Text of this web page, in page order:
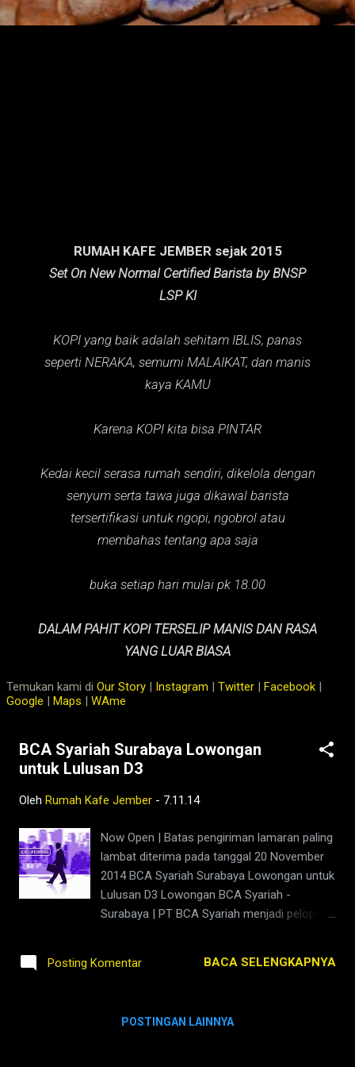
n
g
RUMAH KAFE JEMBER sejak 2015
Set On New Normal Certified Barista by BNSP
LSP KI
KOPI yang baik adalah sehitam IBLIS, panas
seperti NERAKA, semurni MALAIKAT, dan manis
kaya KAMU
Karena KOPI kita bisa PINTAR
Kedai kecil serasa rumah sendiri, dikelola dengan
senyum serta tawa juga dikawal barista
tersertifikasi untuk ngopi, ngobrol atau
membahas tentang apa saja
buka setiap hari mulai pk 18.00
DALAM PAHIT KOPI TERSELIP MANIS DAN RASA
YANG LUAR BIASA
Temukan kami di Our Story | Instagram | Twitter | Facebook |
Google | Maps | WAme
BCA Syariah Surabaya Lowongan
untuk Lulusan D3
Oleh Rumah Kafe Jember - 7.11.14
Now Open | Batas pengiriman lamaran paling
lambat diterima pada tanggal 20 November
2014 BCA Syariah Surabaya Lowongan untuk
Lulusan D3 Lowongan BCA Syariah -
Surabaya | PT BCA Syariah menjadi pelopor
pembayaran, penghimpun dana dan
menawarkan produk dan jasa perbankan
Posting Komentar BACA SELENGKAPNYA
POSTINGAN LAINNYA